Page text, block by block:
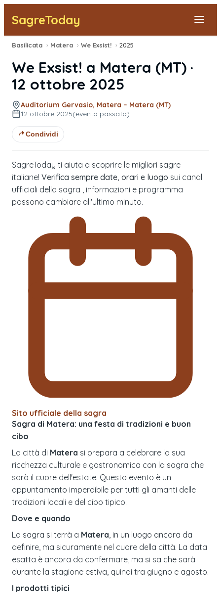
SagreToday
Segnala una sagra
Tutte le Sagre
Vicino a Me
Basilicata › Matera › We Exsist! › 2025
We Exsist! a Matera (MT) ·
12 ottobre 2025
Auditorium Gervasio, Matera – Matera (MT)
12 ottobre 2025(evento passato)
Condividi
SagreToday ti aiuta a scoprire le migliori sagre
italiane! Verifica sempre date, orari e luogo sui canali
ufficiali della sagra , informazioni e programma
possono cambiare all'ultimo minuto.
Sito ufficiale della sagra
Sagra di Matera: una festa di tradizioni e buon
cibo
La città di Matera si prepara a celebrare la sua
ricchezza culturale e gastronomica con la sagra che
sarà il cuore dell'estate. Questo evento è un
appuntamento imperdibile per tutti gli amanti delle
tradizioni locali e del cibo tipico.
Dove e quando
La sagra si terrà a Matera , in un luogo ancora da
definire, ma sicuramente nel cuore della città. La data
esatta è ancora da confermare, ma si sa che sarà
durante la stagione estiva, quindi tra giugno e agosto.
I prodotti tipici